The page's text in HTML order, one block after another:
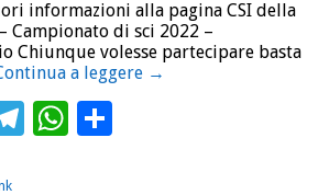
informazioni alla pagina CSI della
Campionato di sci 2022 –
Chiunque volesse partecipare basta
a leggere →
Telegram
WhatsApp
Condividi